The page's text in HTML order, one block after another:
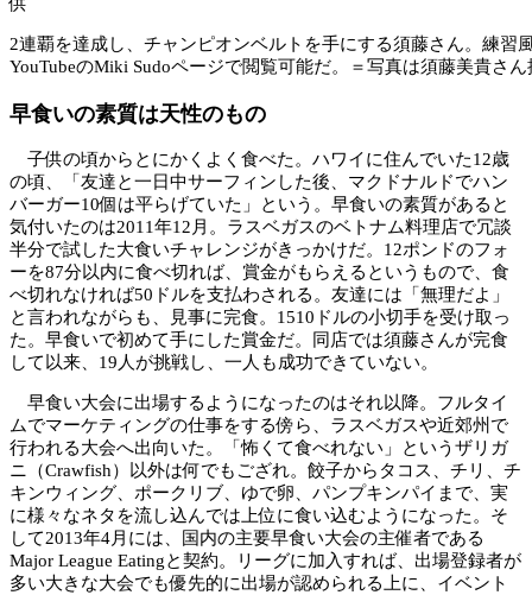
2連覇を達成し、チャンピオンベルトを手にする須藤さん。練習
YouTubeのMiki Sudoページで閲覧可能だ。＝写真は須藤美貴さん
早食いの素質は天性のもの
子供の頃からとにかくよく食べた。ハワイに住んでいた12歳
の頃、「友達と一日中サーフィンした後、マクドナルドでハン
バーガー10個は平らげていた」という。早食いの素質があると
気付いたのは2011年12月。ラスベガスのベトナム料理店で冗談
半分で試した大食いチャレンジがきっかけだ。12ポンドのフォ
ーを87分以内に食べ切れば、賞金がもらえるというもので、食
べ切れなければ50ドルを支払わされる。友達には「無理だよ」
と言われながらも、見事に完食。1510ドルの小切手を受け取っ
た。早食いで初めて手にした賞金だ。同店では須藤さんが完食
して以来、19人が挑戦し、一人も成功できていない。
早食い大会に出場するようになったのはそれ以降。フルタイ
ムでマーケティングの仕事をする傍ら、ラスベガスや近郊州で
行われる大会へ出向いた。「怖くて食べれない」というザリガ
ニ（Crawfish）以外は何でもござれ。餃子からタコス、チリ、チ
キンウィング、ポークリブ、ゆで卵、パンプキンパイまで、実
に様々なネタを流し込んでは上位に食い込むようになった。そ
して2013年4月には、国内の主要早食い大会の主催者である
Major League Eatingと契約。リーグに加入すれば、出場登録者が
多い大きな大会でも優先的に出場が認められる上に、イベント